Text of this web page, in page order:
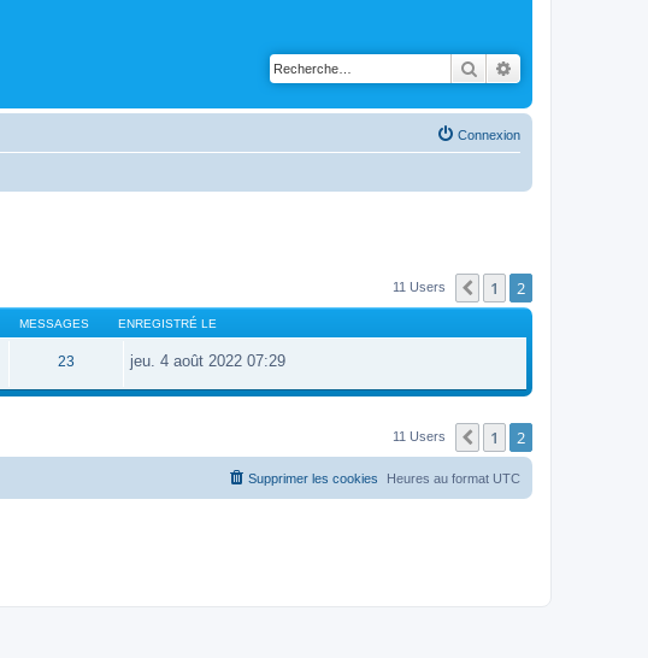
Rechercher
Connexion
11 Users Précédente
1 2
MESSAGES ENREGISTRÉ LE
23 jeu. 4 août 2022 07:29
11 Users Précédente
1 2
Heures au format UTC
Supprimer les cookies